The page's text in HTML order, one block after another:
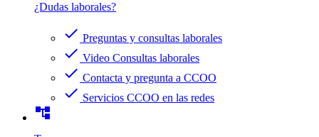
¿Dudas laborales?
check Preguntas y consultas laborales
check Video Consultas laborales
check Contacta y pregunta a CCOO
check Servicios CCOO en las redes
account_tree